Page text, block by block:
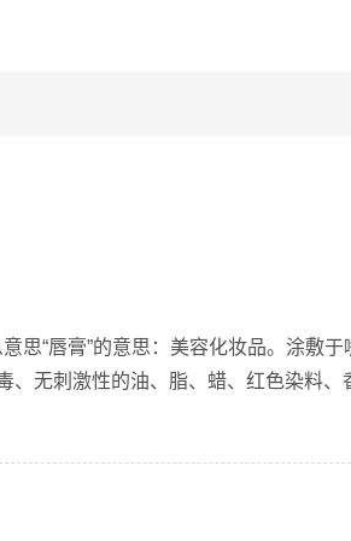
思“唇膏”的意思：美容化妆品。涂敷于
、无刺激性的油、脂、蜡、红色染料、